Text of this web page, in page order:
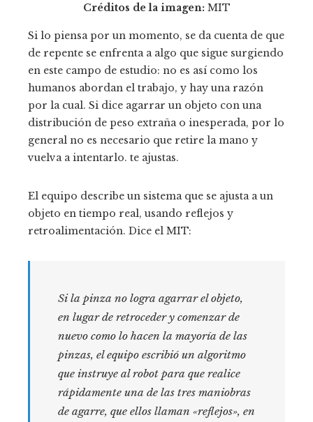
Créditos de la imagen: MIT
Si lo piensa por un momento, se da cuenta de que
de repente se enfrenta a algo que sigue surgiendo
en este campo de estudio: no es así como los
humanos abordan el trabajo, y hay una razón
por la cual. Si dice agarrar un objeto con una
distribución de peso extraña o inesperada, por lo
general no es necesario que retire la mano y
vuelva a intentarlo. te ajustas.
El equipo describe un sistema que se ajusta a un
objeto en tiempo real, usando reflejos y
retroalimentación. Dice el MIT:
Si la pinza no logra agarrar el objeto,
en lugar de retroceder y comenzar de
nuevo como lo hacen la mayoría de las
pinzas, el equipo escribió un algoritmo
que instruye al robot para que realice
rápidamente una de las tres maniobras
de agarre, que ellos llaman «reflejos», en